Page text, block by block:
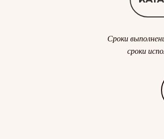
Сроки
сроки